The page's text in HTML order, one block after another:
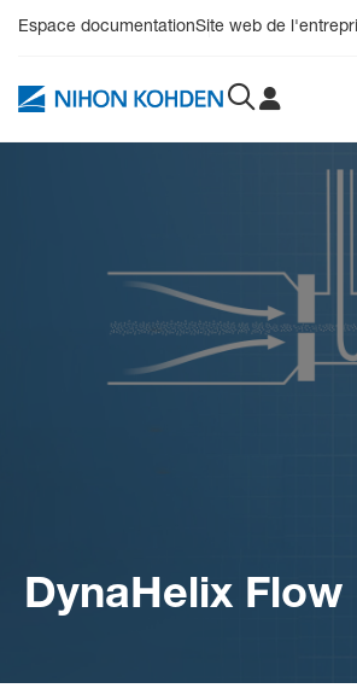
Espace documentationSite web de
DynaHelix Flow